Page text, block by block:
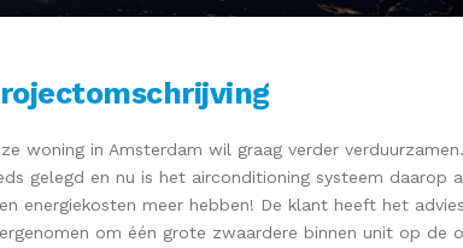
woning in Amsterdam wil graag verder
gelegd en nu is het airconditioning systeem daarop
energiekosten meer hebben! De klant heeft het
om één grote zwaardere binnen unit op de